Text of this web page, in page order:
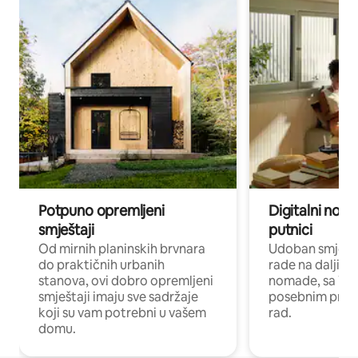
Potpuno opremljeni
smještaji
Od mirnih planinskih brvnara
do praktičnih urbanih
stanova, ovi dobro opremljeni
smještaji imaju sve sadržaje
koji su vam potrebni u vašem
domu.
Digitalni
putnici
Udoban
rade na
nomade, sa
posebnim
rad.